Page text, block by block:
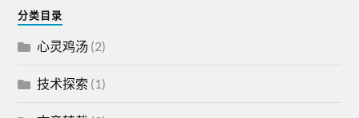
分类目录
心灵鸡汤 (2)
技术探索 (1)